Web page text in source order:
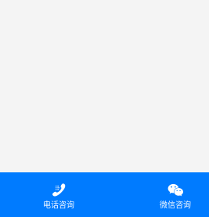

电话咨询

微信咨询